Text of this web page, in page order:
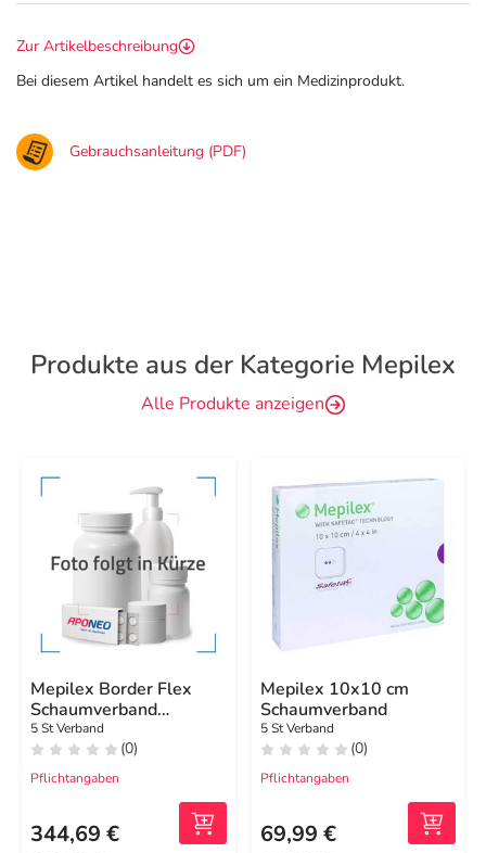
Zur Artikelbeschreibung
Bei diesem Artikel handelt es sich um ein Medizinprodukt.
Gebrauchsanleitung (PDF)
Produkte aus der Kategorie Mepilex
Alle Produkte anzeigen
Mepilex Border Flex
Schaumverband
haft.15x19 cm oval
5 St Verband
(0)
Pflichtangaben
344,69 €
Mepilex 10x10 cm
Schaumverband
5 St Verband
(0)
Pflichtangaben
69,99 €